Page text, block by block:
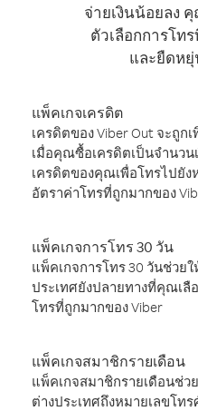
จ่ายเงินน้อยลง
ตัวเลือกการโท
และยืดหยุ่
แพ็คเกจเครดิต
เครดิตของ Viber Out จะถู
เมื่อคุณซื้อเครดิตเป็นจำนวน
เครดิตของคุณเพื่อโทรไปยัง
อัตราค่าโทรที่ถูกมากของ
แพ็คเกจการโทร 30 วัน
แพ็คเกจการโทร 30 วันช่วย
ประเทศยังปลายทางที่คุณเลื
โทรที่ถูกมากของ Viber
แพ็คเกจสมาชิกรายเดือน
แพ็คเกจสมาชิกรายเดือนช่
ต่างประเทศถึงหมายเลขโ